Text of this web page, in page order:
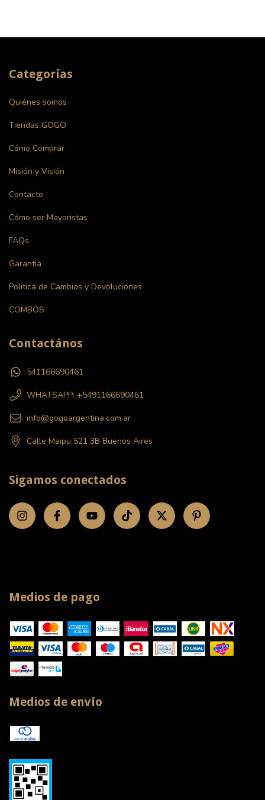
Categorías
Quiénes somos
Tiendas GOGO
Cómo Comprar
Misión y Visión
Contacto
Cómo ser Mayoristas
FAQs
Garantia
Politica de Cambios y Devoluciones
COMBOS
Contactános
541166690461
WHATSAPP: +5491166690461
info@gogoargentina.com.ar
Calle Maipu 521 3B Buenos Aires
Sigamos conectados
Medios de pago
Medios de envío